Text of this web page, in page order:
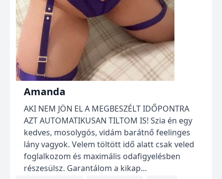
Amanda
AKI NEM JÖN EL A MEGBESZÉLT IDŐPONTRA
AZT AUTOMATIKUSAN TILTOM IS! Szia én egy
kedves, mosolygós, vidám barátnő feelinges
lány vagyok. Velem töltött idő alatt csak veled
foglalkozom és maximális odafigyelésben
részesülsz. Garantálom a kikap...